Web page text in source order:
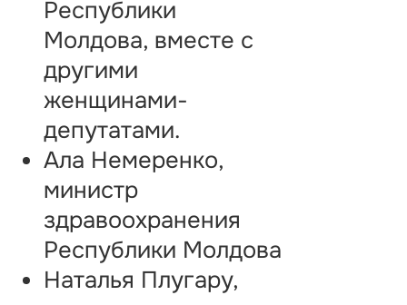
Республики
Молдова, вместе с
другими
женщинами-
депутатами.
Ала Немеренко,
министр
здравоохранения
Республики Молдова
Наталья Плугару,